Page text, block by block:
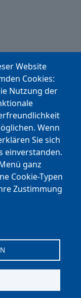
Website
Cookies:
Nutzung der
Wenn
Sie sich
einverstanden.
ganz
Cookie-Typen
Zustimmung
Resilienz